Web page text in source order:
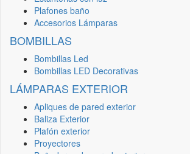
Plafones baño
Accesorios Lámparas
BOMBILLAS
Bombillas Led
Bombillas LED Decorativas
LÁMPARAS EXTERIOR
Apliques de pared exterior
Baliza Exterior
Plafón exterior
Proyectores